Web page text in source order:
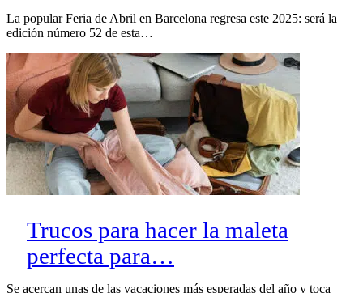
La popular Feria de Abril en Barcelona regresa este 2025: será la
edición número 52 de esta…
Trucos para hacer la maleta
perfecta para…
Se acercan unas de las vacaciones más esperadas del año y toca